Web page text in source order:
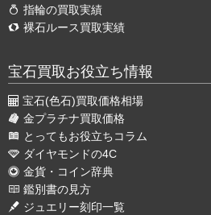
指輪の買取実績
裸石ルース買取実績
宝石買取お役立ち情報
宝石(色石)買取価格相場
金プラチナ買取価格
とってもお役立ちコラム
ダイヤモンドの4C
金貨・コイン辞典
鑑別書の見方
ジュエリー刻印一覧